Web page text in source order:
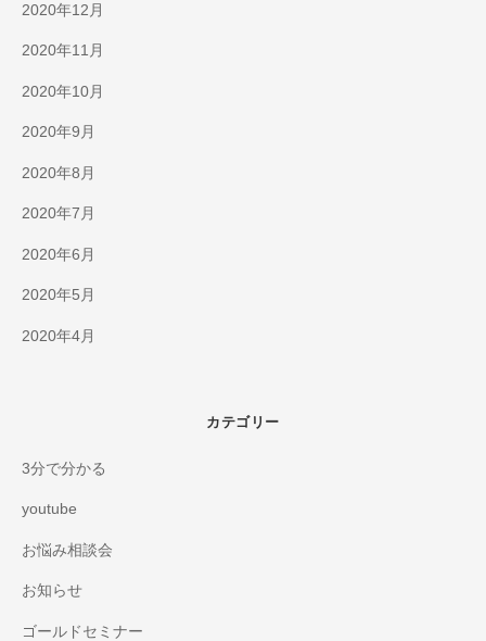
2020年12月
2020年11月
2020年10月
2020年9月
2020年8月
2020年7月
2020年6月
2020年5月
2020年4月
カテゴリー
3分で分かる
youtube
お悩み相談会
お知らせ
ゴールドセミナー